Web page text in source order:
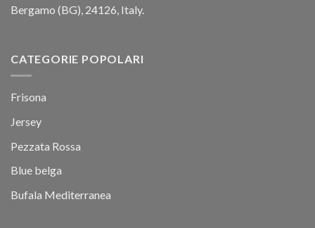
Bergamo (BG), 24126, Italy.
CATEGORIE POPOLARI
Frisona
Jersey
Pezzata Rossa
Blue belga
Bufala Mediterranea